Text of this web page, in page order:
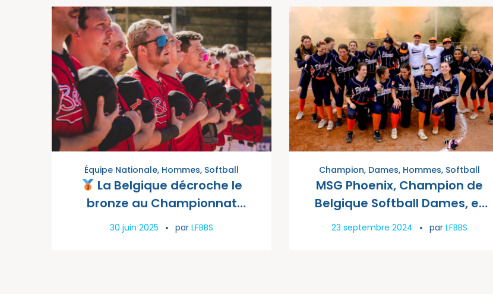
Équipe Nationale, Hommes, Softball
La Belgique décroche le
bronze au Championnat
d’Europe de Softball Masculin
30 juin 2025 par LFBBS
Champion, Dames, Hommes, Softball
MSG Phoenix, Champion de
Belgique Softball Dames, et
Deurne Spartans, Champion
23 septembre 2024 par LFBBS